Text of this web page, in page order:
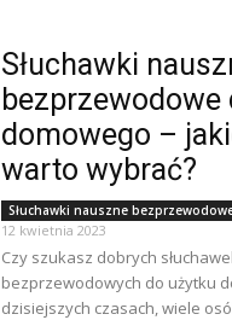
Słuchawki
bezprzewodowe
domowego –
warto wybrać?
Słuchawki nauszne
12 kwietnia 2023
Czy szukasz dobrych
bezprzewodowych do użytku
dzisiejszych czasach, wiele